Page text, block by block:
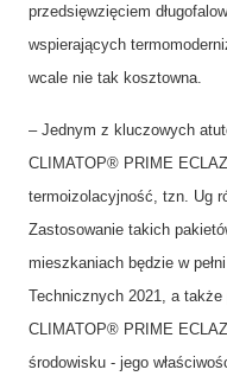
przedsięwzięciem
wspierających
wcale nie tak kosztowna.
– Jednym z kluczowych
CLIMATOP® PRIME
termoizolacyjność, tzn. Ug
Zastosowanie takich
mieszkaniach będzie w
Technicznych 2021, a
CLIMATOP® PRIME
środowisku - jego